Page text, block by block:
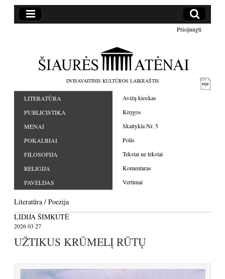
Prisijungti
DVISAVAITINIS KULTŪROS LAIKRAŠTIS
LITERATŪRA
PUBLICISTIKA
MENAI
POKALBIAI
FILOSOFIJA
RELIGIJA
PAVELDAS
Avižų kioskas
Knygos
Skaitykla Nr. 5
Polis
Tekstai ne tekstai
Komentaras
Vertimai
Literatūra / Poezija
LIDIJA ŠIMKUTĖ
2026 03 27
UŽTIKUS KRŪMELĮ RŪTŲ